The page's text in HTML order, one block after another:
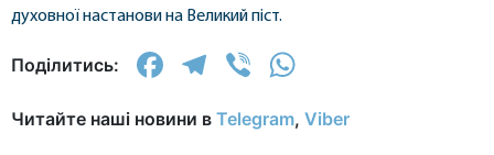
духовної настанови на Великий піст.
Поділитись: Facebook
Telegram
Viber
Читайте наші новини в Telegram, Viber